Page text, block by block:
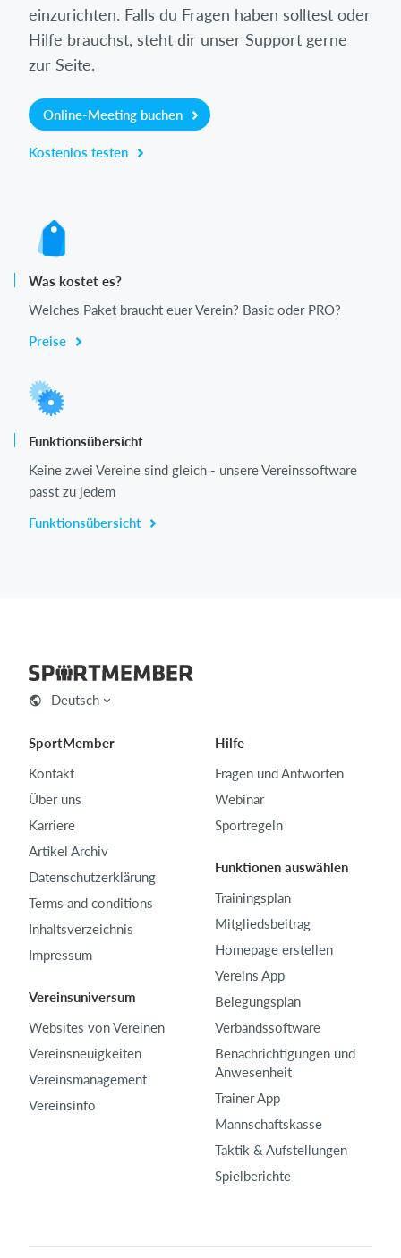
einzurichten. Falls du Fragen haben solltest oder
Hilfe brauchst, steht dir unser Support gerne
zur Seite.
Online-Meeting buchen
Kostenlos testen
Was kostet es?
Welches Paket braucht euer Verein? Basic oder PRO?
Preise
Funktionsübersicht
Keine zwei Vereine sind gleich - unsere Vereinssoftware
passt zu jedem
Funktionsübersicht
Deutsch
SportMember
Kontakt
Über uns
Karriere
Artikel Archiv
Datenschutzerklärung
Terms and conditions
Inhaltsverzeichnis
Impressum
Vereinsuniversum
Websites von Vereinen
Vereinsneuigkeiten
Vereinsmanagement
Vereinsinfo
Hilfe
Fragen und Antworten
Webinar
Sportregeln
Funktionen auswählen
Trainingsplan
Mitgliedsbeitrag
Homepage erstellen
Vereins App
Belegungsplan
Verbandssoftware
Benachrichtigungen und
Anwesenheit
Trainer App
Mannschaftskasse
Taktik & Aufstellungen
Spielberichte